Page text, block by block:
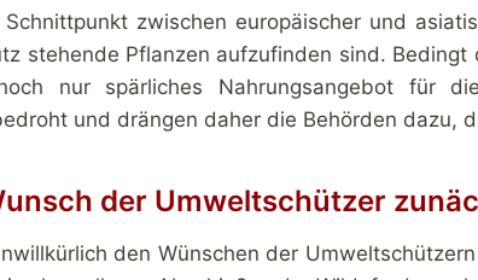
zwischen europäischer und
stehende Pflanzen aufzufinden sind.
nur spärliches Nahrungsangebot für
und drängen daher die Behörden dazu,
der Umweltschützer
den Wünschen der